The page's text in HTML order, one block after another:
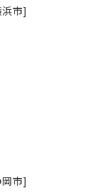
浜市]
岡市]